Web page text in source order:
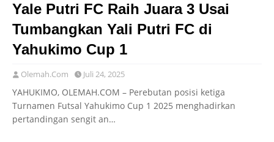
Yale Putri FC Raih Juara 3 Usai
Tumbangkan Yali Putri FC di
Yahukimo Cup 1
Olemah.Com Juli 24, 2025
YAHUKIMO, OLEMAH.COM – Perebutan posisi ketiga
Turnamen Futsal Yahukimo Cup 1 2025 menghadirkan
pertandingan sengit an…